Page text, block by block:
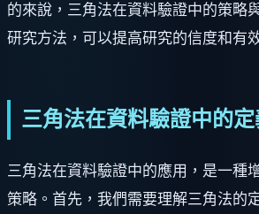
的來說，三角法在資料驗證中的策略
研究方法，可以提高研究的信度和有
三角法在資料驗證中的
三角法在資料驗證中的應用，是一種
策略。首先，我們需要理解三角法的